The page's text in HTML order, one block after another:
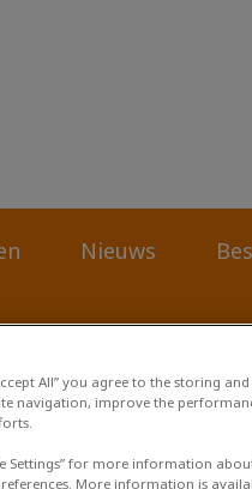
Nieuws
All” you agree to the storing
navigation, improve the
Settings” for more information
More information is